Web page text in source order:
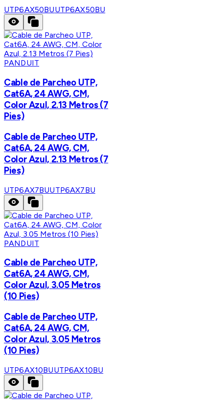
UTP6AX50BUUTP6AX50BU
PANDUIT
Cable de Parcheo UTP,
Cat6A, 24 AWG, CM,
Color Azul, 2.13 Metros (7
Pies)
Cable de Parcheo UTP,
Cat6A, 24 AWG, CM,
Color Azul, 2.13 Metros (7
Pies)
UTP6AX7BUUTP6AX7BU
PANDUIT
Cable de Parcheo UTP,
Cat6A, 24 AWG, CM,
Color Azul, 3.05 Metros
(10 Pies)
Cable de Parcheo UTP,
Cat6A, 24 AWG, CM,
Color Azul, 3.05 Metros
(10 Pies)
UTP6AX10BUUTP6AX10BU